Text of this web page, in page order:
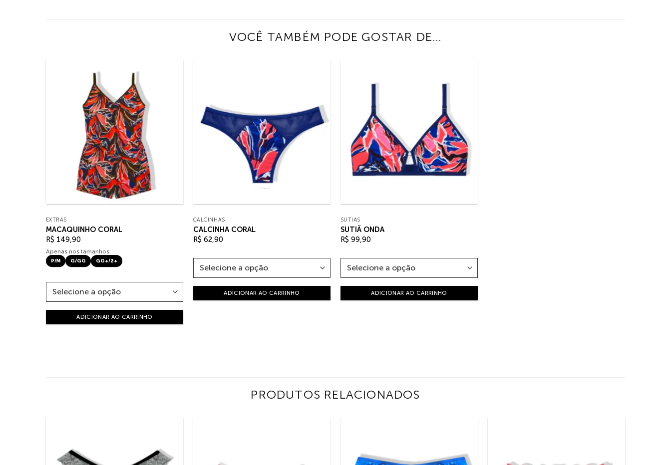
VOCÊ TAMBÉM PODE GOSTAR DE…
EXTRAS
MACAQUINHO CORAL
R$ 149,90
Apenas nos tamanhos:
P/M G/GG GG+/2+
ADICIONAR AO CARRINHO
CALCINHAS
CALCINHA CORAL
R$ 62,90
ADICIONAR AO CARRINHO
SUTIÃS
SUTIÃ ONDA
R$ 99,90
ADICIONAR AO CARRINHO
PRODUTOS RELACIONADOS